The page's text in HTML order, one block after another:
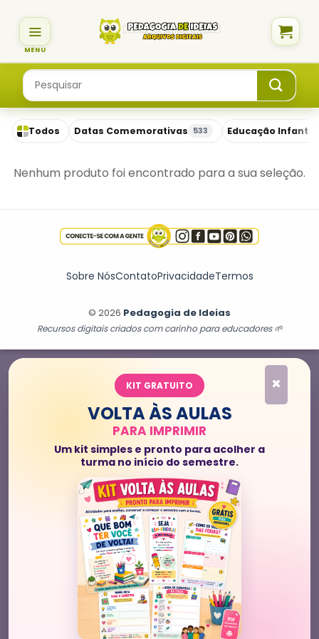
content
Pesquisar
por:
Todos Datas Comemorativas 533 Educação Infantil
Nenhum produto foi encontrado para a sua seleção.
Sobre NósContatoPrivacidadeTermos
© 2026 Pedagogia de Ideias
Recursos digitais criados com carinho para educadores 🌱
×
KIT GRATUITO
VOLTA ÀS AULAS
PARA IMPRIMIR
Um kit simples e pronto para acolher a
turma no início do semestre.